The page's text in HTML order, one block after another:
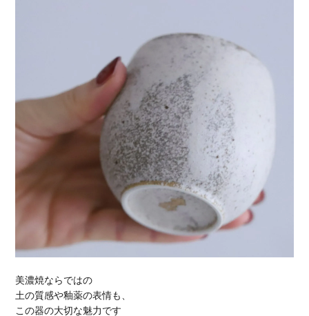
美濃焼ならではの
土の質感や釉薬の表情も、
この器の大切な魅力です